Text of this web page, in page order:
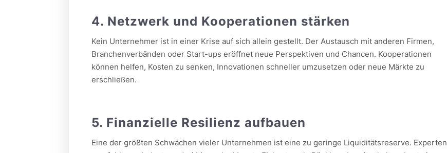
4. Netzwerk und Kooperationen stärken
Kein Unternehmer ist in einer Krise auf sich allein gestellt. Der Austausch mit anderen Firmen,
Branchenverbänden oder Start-ups eröffnet neue Perspektiven und Chancen. Kooperationen
können helfen, Kosten zu senken, Innovationen schneller umzusetzen oder neue Märkte zu
erschließen.
5. Finanzielle Resilienz aufbauen
Eine der größten Schwächen vieler Unternehmen ist eine zu geringe Liquiditätsreserve. Experten